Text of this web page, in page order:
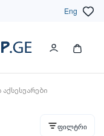
Eng
ფილტრი